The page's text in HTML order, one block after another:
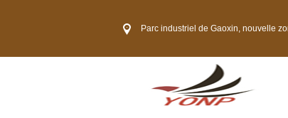
Parc industriel de Gaoxin, nouvelle zone de